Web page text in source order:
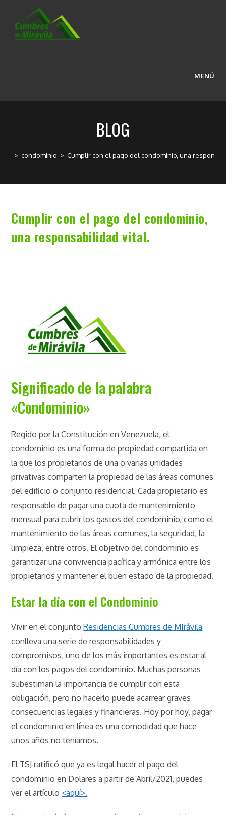
contenido
MENÚ
BLOG
> condominio > Cumplir con el pago del condominio, una
Cumplir con el pago del condominio,
una responsabilidad vital.
Significado de la palabra
«Condominio»
Regido por la Constitución en Venezuela, el
condominio es una forma de propiedad compartida en
la que los propietarios de una o varias unidades
privativas comparten la propiedad de las áreas comunes
del edificio o conjunto residencial. Cada propietario es
responsable de pagar una cuota de mantenimiento
mensual para cubrir los gastos del condominio, como el
mantenimiento de las áreas comunes, la seguridad, la
limpieza, entre otros. El objetivo del condominio es
garantizar una convivencia pacífica y armónica entre los
propietarios y mantener el buen estado de la propiedad.
Estar la día con el Condominio
Vivir en el conjuntoResidencias Cumbres de MIrávila
conlleva una serie de responsabilidades y
compromisos, uno de los más importantes es estar al
día con los pagos del condominio. Muchas personas
subestiman la importancia de cumplir con esta
obligación, pero no hacerlo puede acarrear graves
consecuencias legales y financieras. Hoy por hoy, pagar
el condominio en línea es una comodidad que hace
unos años no teníamos.
El TSJ ratificó que ya es legal hacer el pago del
condominio en Dolares a partir de Abril/2021, puedes
ver el artículo <aquí>.